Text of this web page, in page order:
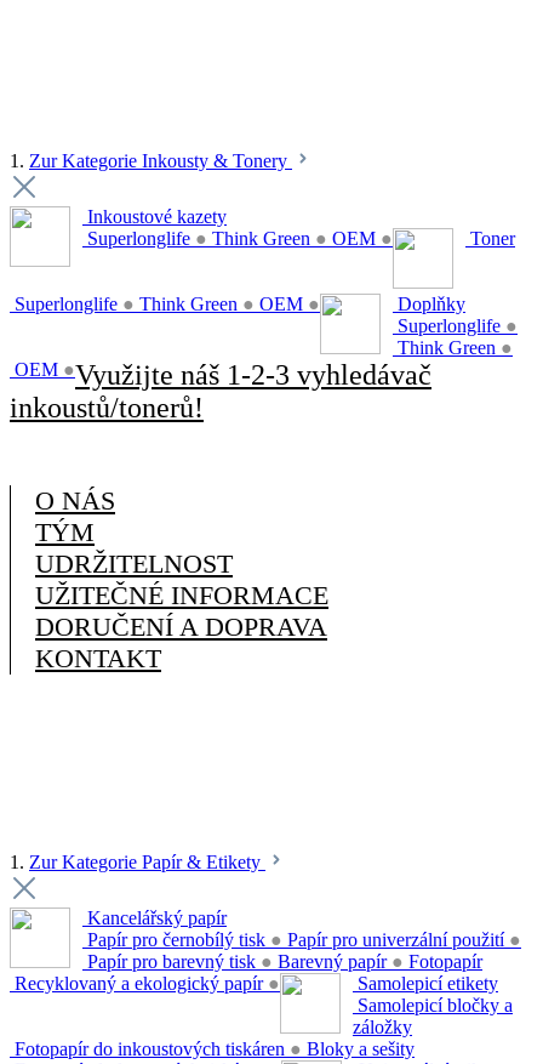
1. Zur Kategorie Inkousty & Tonery
Inkoustové kazety
Superlonglife ● Think Green ● OEM ● Toner
Superlonglife ● Think Green ● OEM ●
Doplňky
Superlonglife ●
Think Green ●
OEM ●Využijte náš 1-2-3 vyhledávač
inkoustů/tonerů!
O NÁS
TÝM
UDRŽITELNOST
UŽITEČNÉ INFORMACE
DORUČENÍ A DOPRAVA
KONTAKT
1. Zur Kategorie Papír & Etikety
Kancelářský papír
Papír pro černobílý tisk ● Papír pro univerzální použití ●
Papír pro barevný tisk ● Barevný papír ●
Recyklovaný a ekologický papír ●
Fotopapír
Fotopapír do inkoustových tiskáren ●
Samolepicí etikety
Samolepicí bločky a
záložky
Bloky a sešity